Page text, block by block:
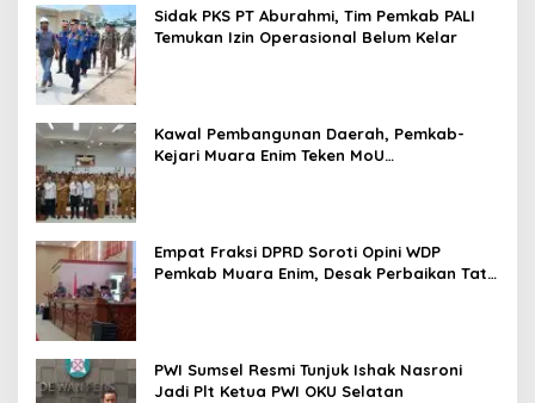
Sidak PKS PT Aburahmi, Tim Pemkab PALI
Temukan Izin Operasional Belum Kelar
Kawal Pembangunan Daerah, Pemkab-
Kejari Muara Enim Teken MoU
Empat Fraksi DPRD Soroti Opini WDP
Pemkab Muara Enim, Desak Perbaikan Tata
PWI Sumsel Resmi Tunjuk Ishak Nasroni
Jadi Plt Ketua PWI OKU Selatan